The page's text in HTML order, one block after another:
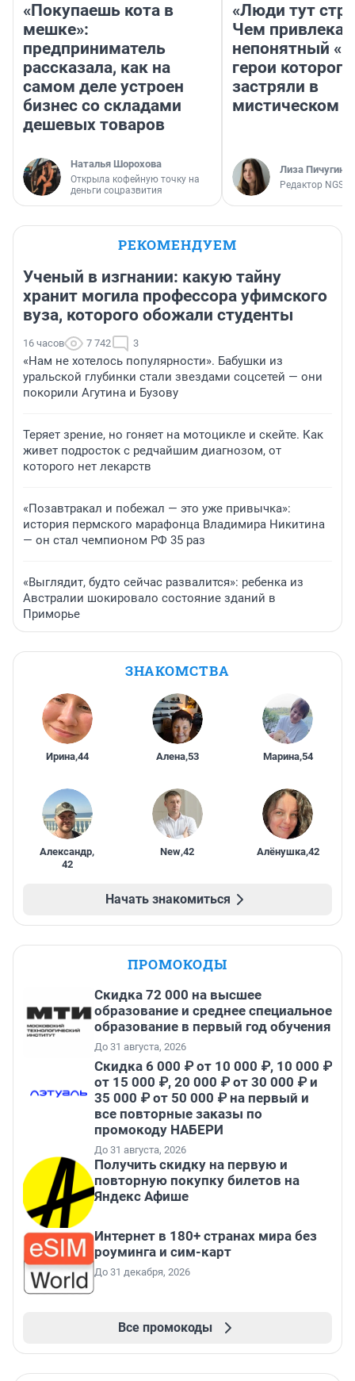
«Покупаешь кота в
мешке»:
предприниматель
рассказала, как на
самом деле устроен
бизнес со складами
дешевых товаров
Наталья Шорохова
Открыла кофейную точку на
деньги соцразвития
«Люди тут
Чем
непонятный
герои которого
застряли в
мистическом
Лиза Пичугина
Редактор
РЕКОМЕНДУЕМ
Ученый в изгнании: какую тайну
хранит могила профессора уфимского
вуза, которого обожали студенты
16 часов 7 742 3
«Нам не хотелось популярности». Бабушки из
уральской глубинки стали звездами соцсетей — они
покорили Агутина и Бузову
Теряет зрение, но гоняет на мотоцикле и скейте. Как
живет подросток с редчайшим диагнозом, от
которого нет лекарств
«Позавтракал и побежал — это уже привычка»:
история пермского марафонца Владимира Никитина
— он стал чемпионом РФ 35 раз
«Выглядит, будто сейчас развалится»: ребенка из
Австралии шокировало состояние зданий в
Приморье
ЗНАКОМСТВА
Ирина,44 Алена,53 Марина,54
Александр,
42
New,42 Алёнушка,42
Начать знакомиться
ПРОМОКОДЫ
Скидка 72 000 на высшее
образование и среднее специальное
образование в первый год обучения
До 31 августа, 2026
Скидка 6 000 ₽ от 10 000 ₽, 10 000 ₽
от 15 000 ₽, 20 000 ₽ от 30 000 ₽ и
35 000 ₽ от 50 000 ₽ на первый и
все повторные заказы по
промокоду НАБЕРИ
До 31 августа, 2026
Получить скидку на первую и
повторную покупку билетов на
Яндекс Афише
Интернет в 180+ странах мира без
роуминга и сим-карт
До 31 декабря, 2026
Все промокоды